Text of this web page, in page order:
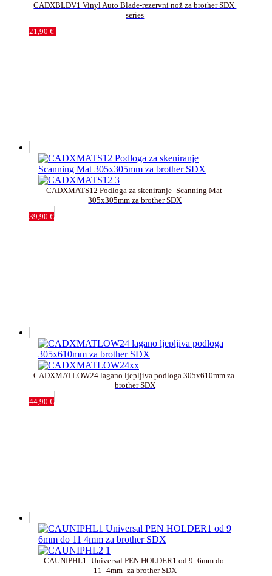
CADXBLDV1 Vinyl Auto Blade-rezervni nož za brother SDX
series
21,90 €
CADXMATS12 Podloga za skeniranje_Scanning Mat
305x305mm za brother SDX
39,90 €
CADXMATLOW24 lagano ljepljiva podloga 305x610mm za
brother SDX
44,90 €
CAUNIPHL1_Universal PEN HOLDER1 od 9_6mm do
11_4mm_za brother SDX